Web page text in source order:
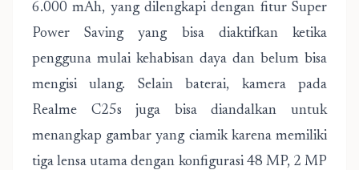
6.000 mAh, yang dilengkapi dengan fitur Super
Power Saving yang bisa diaktifkan ketika
pengguna mulai kehabisan daya dan belum bisa
mengisi ulang. Selain baterai, kamera pada
Realme C25s juga bisa diandalkan untuk
menangkap gambar yang ciamik karena memiliki
tiga lensa utama dengan konfigurasi 48 MP, 2 MP